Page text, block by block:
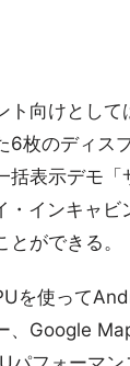
ト向けとし
6枚のディス
括表示デモ
・インキャビ
とができる。
を使って
、Google